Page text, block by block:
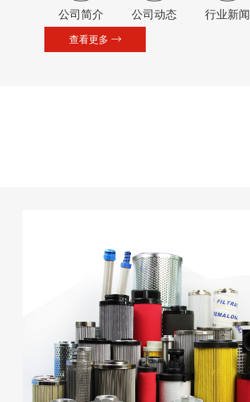
公司简介 公司动态 行业新闻
查看更多